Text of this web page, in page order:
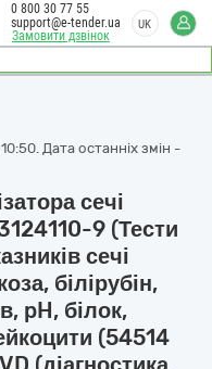
Замовити дзвінок
0 800 30 77 55
support@e-tender.ua
UK
Дата останніх змін -
сечі
9 (Тести
сечі
білірубін,
pH, білок,
(54514